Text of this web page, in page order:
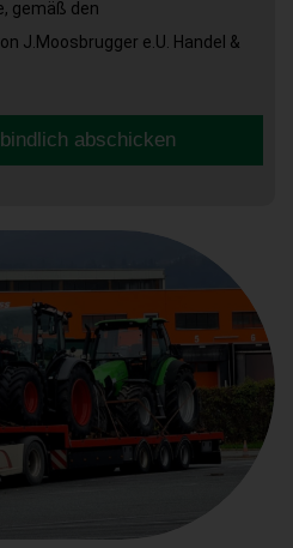
gemäß den
J.Moosbrugger e.U. Handel &
abschicken